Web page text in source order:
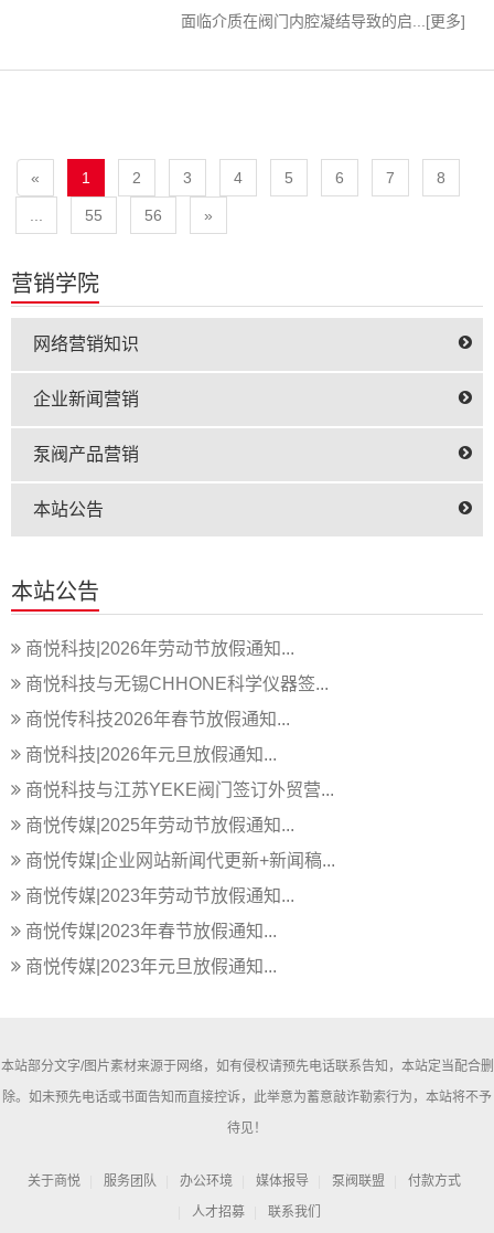
面临介质在阀门内腔凝结导致的启...[更多]
« 1 2 3 4 5 6 7 8
55 56 »
营销学院
网络营销知识
企业新闻营销
泵阀产品营销
本站公告
本站公告
商悦科技|2026年劳动节放假通知...
商悦科技与无锡CHHONE科学仪器签...
商悦传科技2026年春节放假通知...
商悦科技|2026年元旦放假通知...
商悦科技与江苏YEKE阀门签订外贸营...
商悦传媒|2025年劳动节放假通知...
商悦传媒|企业网站新闻代更新+新闻稿...
商悦传媒|2023年劳动节放假通知...
商悦传媒|2023年春节放假通知...
商悦传媒|2023年元旦放假通知...
本站部分文字/图片素材来源于网络，如有侵权请预先电话联系告知，本站定当配合删
除。如未预先电话或书面告知而直接控诉，此举意为蓄意敲诈勒索行为，本站将不予
待见！
关于商悦 服务团队 办公环境 媒体报导 泵阀联盟
付款方式
人才招募
联系我们